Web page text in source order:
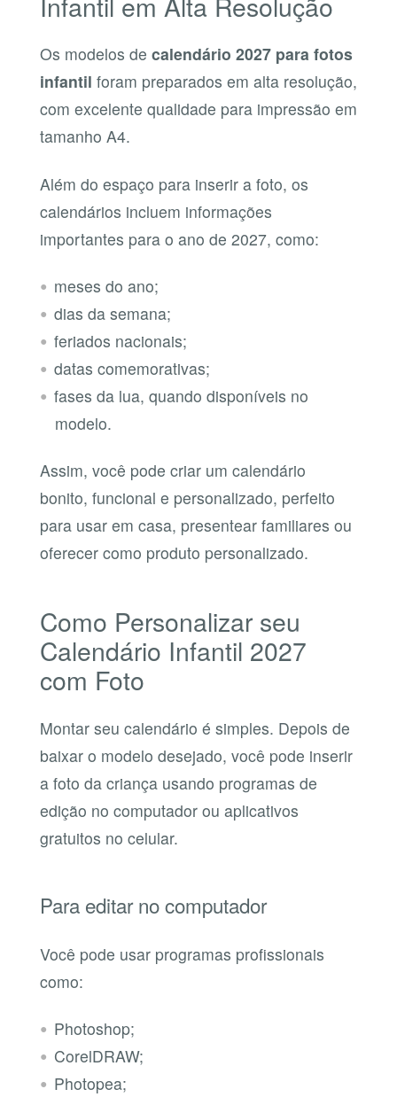
Os modelos de calendário 2027 para fotos
infantil foram preparados em alta resolução,
com excelente qualidade para impressão em
tamanho A4.
Além do espaço para inserir a foto, os
calendários incluem informações
importantes para o ano de 2027, como:
meses do ano;
dias da semana;
feriados nacionais;
datas comemorativas;
fases da lua, quando disponíveis no
modelo.
Assim, você pode criar um calendário
bonito, funcional e personalizado, perfeito
para usar em casa, presentear familiares ou
oferecer como produto personalizado.
Como Personalizar seu
Calendário Infantil 2027
com Foto
Montar seu calendário é simples. Depois de
baixar o modelo desejado, você pode inserir
a foto da criança usando programas de
edição no computador ou aplicativos
gratuitos no celular.
Para editar no computador
Você pode usar programas profissionais
como:
Photoshop;
CorelDRAW;
Photopea;